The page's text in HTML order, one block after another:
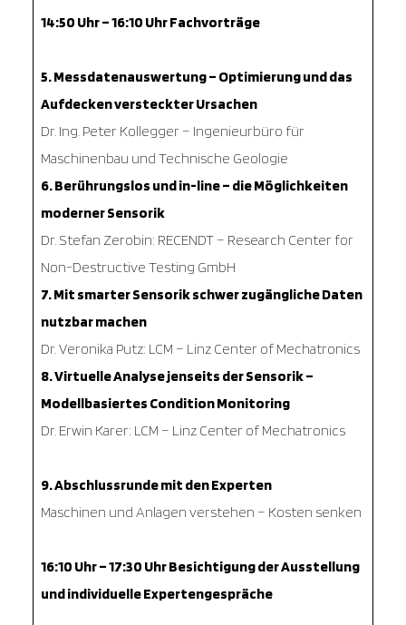
14:50 Uhr – 16:10 Uhr Fachvorträge
5. Messdatenauswertung – Optimierung und das
Aufdecken versteckter Ursachen
Dr. Ing. Peter Kollegger – Ingenieurbüro für
Maschinenbau und Technische Geologie
6. Berührungslos und in-line – die Möglichkeiten
moderner Sensorik
Dr. Stefan Zerobin: RECENDT – Research Center for
Non-Destructive Testing GmbH
7. Mit smarter Sensorik schwer zugängliche Daten
nutzbar machen
Dr. Veronika Putz: LCM – Linz Center of Mechatronics
8. Virtuelle Analyse jenseits der Sensorik –
Modellbasiertes Condition Monitoring
Dr. Erwin Karer: LCM – Linz Center of Mechatronics
9. Abschlussrunde mit den Experten
Maschinen und Anlagen verstehen – Kosten senken
16:10 Uhr – 17:30 Uhr Besichtigung der Ausstellung
und individuelle Expertengespräche